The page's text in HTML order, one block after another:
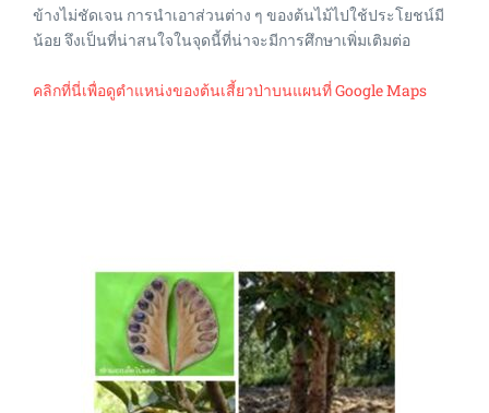
ข้างไม่ชัดเจน การนำเอาส่วนต่าง ๆ ของต้นไม้ไปใช้ประโยชน์มี
น้อย จึงเป็นที่น่าสนใจในจุดนี้ที่น่าจะมีการศึกษาเพิ่มเติมต่อ
คลิกที่นี่เพื่อดูตำแหน่งของต้นเสี้ยวป่าบนแผนที่ Google Maps